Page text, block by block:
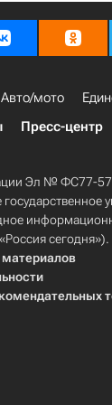
Авто/мото
Пресс-центр
Эл № ФС77-
сегодня»).